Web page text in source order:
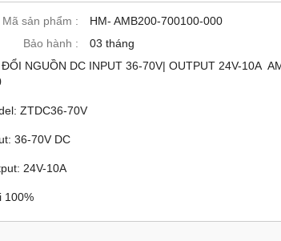
Mã sản phẩm :
HM- AMB200-700100-000
Bảo hành :
03 tháng
ĐỔI NGUỒN DC INPUT 36-70V| OUTPUT 24V-10A
ZTDC36-70V
36-70V DC
24V-10A
100%